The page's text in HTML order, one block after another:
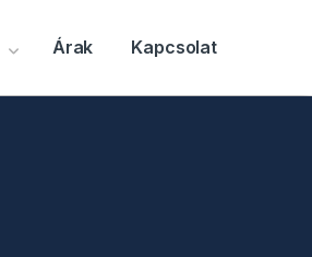
Árak Kapcsolat